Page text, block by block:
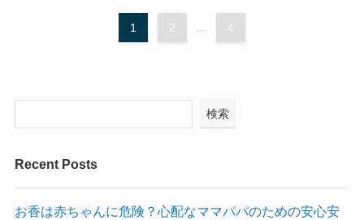
1 2 ... 4
検索
Recent Posts
お香は赤ちゃんに危険？心配なママパパのための安心安